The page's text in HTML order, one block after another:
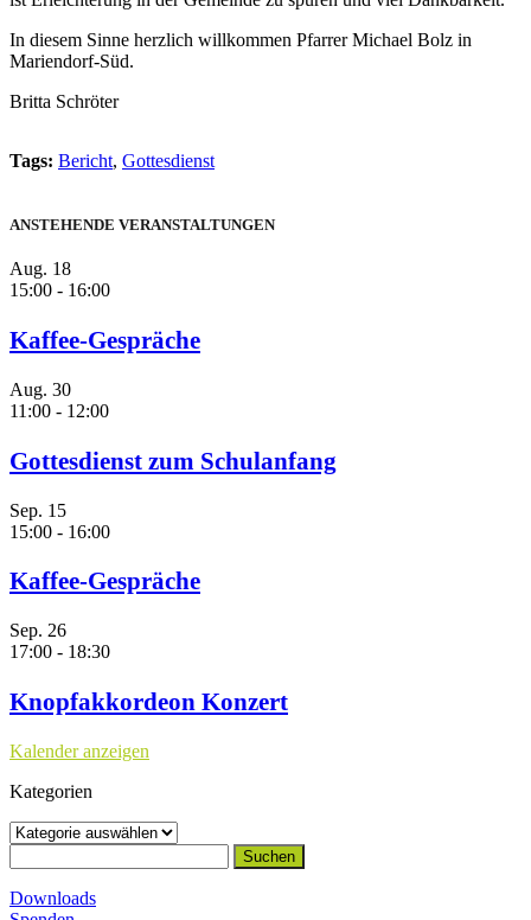
In diesem Sinne herzlich willkommen Pfarrer Michael Bolz in
Mariendorf-Süd.
Britta Schröter
Tags: Bericht, Gottesdienst
ANSTEHENDE VERANSTALTUNGEN
Aug. 18
15:00 - 16:00
Kaffee-Gespräche
Aug. 30
11:00 - 12:00
Gottesdienst zum Schulanfang
Sep. 15
15:00 - 16:00
Kaffee-Gespräche
Sep. 26
17:00 - 18:30
Knopfakkordeon Konzert
Kalender anzeigen
Kategorien
Kategorien
nach:
Downloads